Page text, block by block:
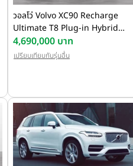
วอลโว่ Volvo XC90 Recharge
Ultimate T8 Plug-in Hybrid
Bright ปี 2023
4,690,000 บาท
เปรียบเทียบกับรุ่นอื่น